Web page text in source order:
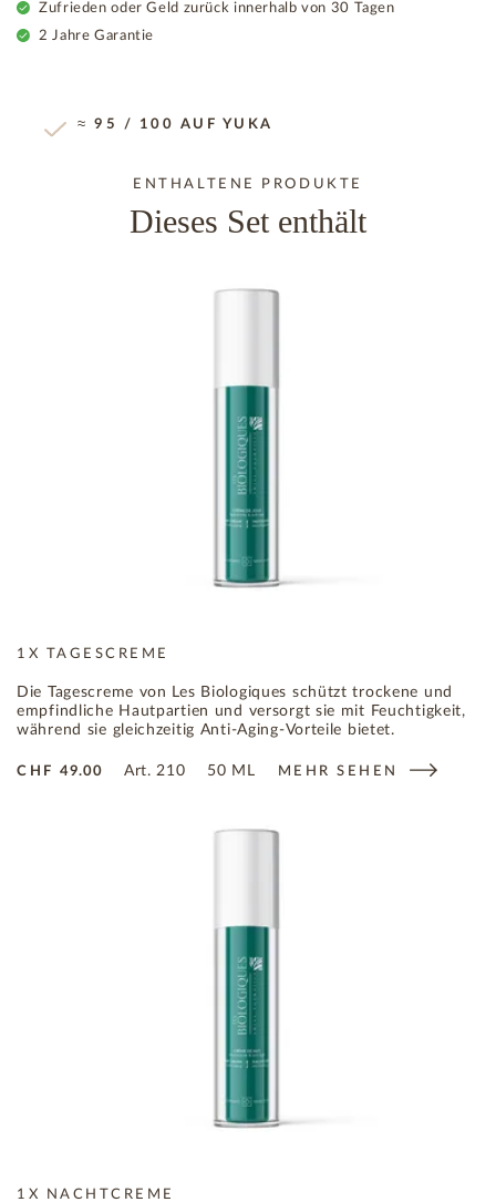
Zufrieden oder Geld zurück innerhalb von 30 Tagen
2 Jahre Garantie
≈ 95 / 100 AUF YUKA
ENTHALTENE PRODUKTE
Dieses Set enthält
1X TAGESCREME
Die Tagescreme von Les Biologiques schützt trockene und
empfindliche Hautpartien und versorgt sie mit Feuchtigkeit,
während sie gleichzeitig Anti-Aging-Vorteile bietet.
CHF49.00 Art.210 50 ML MEHR SEHEN
1X NACHTCREME